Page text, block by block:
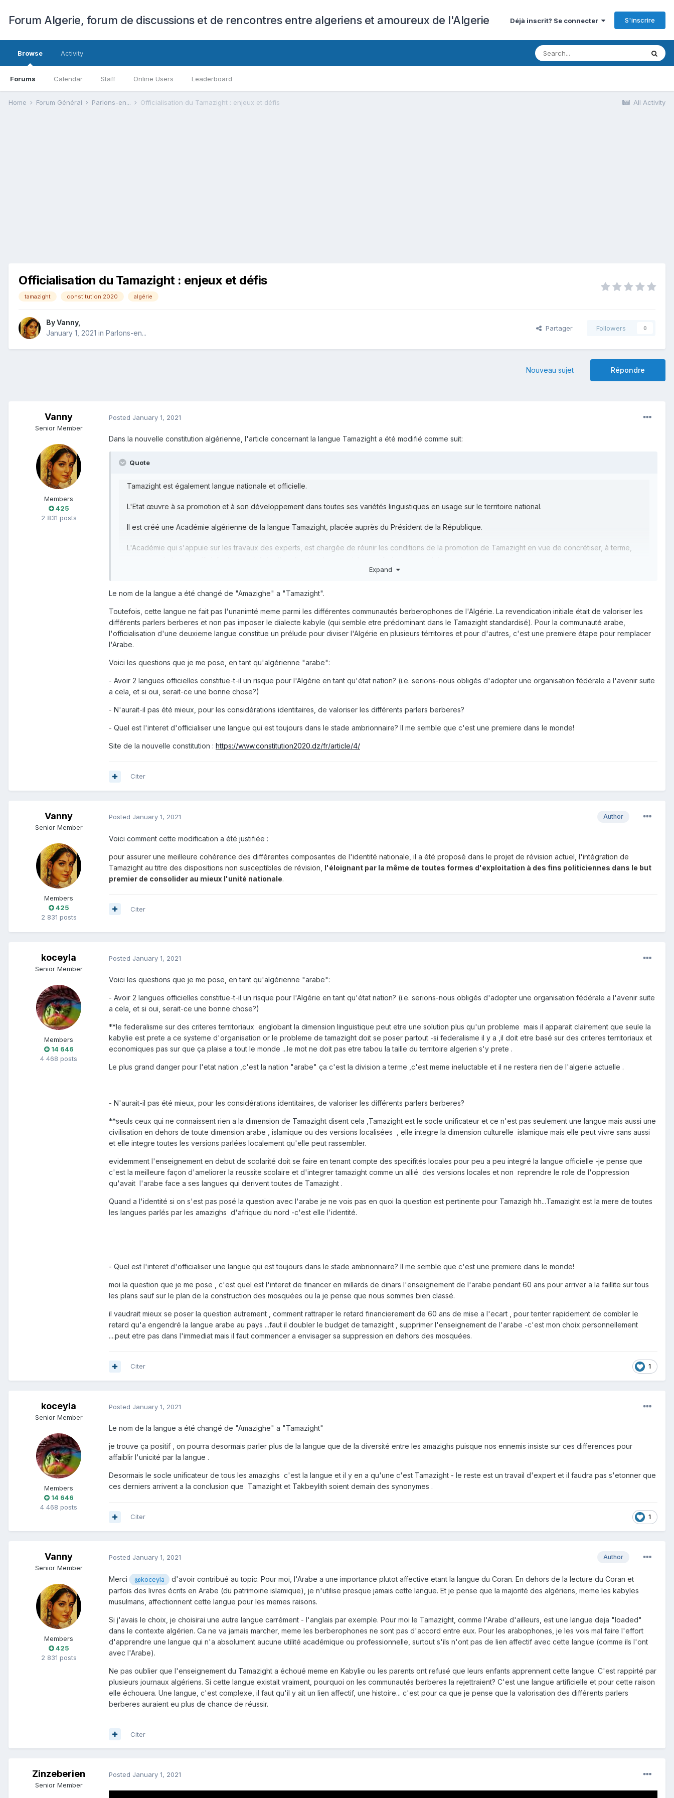
Forum Algerie, forum de discussions et de rencontres entre algeriens et amoureux de l'Algerie Déjà inscrit? Se connecter S'inscrire
Browse
Forums Calendar Staff Online Users Leaderboard
Activity
All Activity
Home Forum Général Parlons-en... Officialisation du Tamazight : enjeux et défis
Officialisation du Tamazight : enjeux et défis
tamazight constitution 2020 algérie
ByVanny,
January 1, 2021 in Parlons-en...
Partager Followers 0
Répondre
Nouveau sujet
Vanny
Senior Member
Members
425
2 831 posts
Posted January 1, 2021
Dans la nouvelle constitution algérienne, l'article concernant la langue Tamazight a été modifié comme suit:
Quote
Tamazight est également langue nationale et officielle.
L'Etat œuvre à sa promotion et à son développement dans toutes ses variétés linguistiques en usage sur le territoire national.
Il est créé une Académie algérienne de la langue Tamazight, placée auprès du Président de la République.
L'Académie qui s'appuie sur les travaux des experts, est chargée de réunir les conditions de la promotion de Tamazight en vue de concrétiser, à terme,
Expand
Le nom de la langue a été changé de "Amazighe" a "Tamazight".
Toutefois, cette langue ne fait pas l'unanimté meme parmi les différentes communautés berberophones de l'Algérie. La revendication initiale était de valoriser les
différents parlers berberes et non pas imposer le dialecte kabyle (qui semble etre prédominant dans le Tamazight standardisé). Pour la communauté arabe,
l'officialisation d'une deuxieme langue constitue un prélude pour diviser l'Algérie en plusieurs térritoires et pour d'autres, c'est une premiere étape pour remplacer
l'Arabe.
Voici les questions que je me pose, en tant qu'algérienne "arabe":
- Avoir 2 langues officielles constitue-t-il un risque pour l'Algérie en tant qu'état nation? (i.e. serions-nous obligés d'adopter une organisation fédérale a l'avenir suite
a cela, et si oui, serait-ce une bonne chose?)
- N'aurait-il pas été mieux, pour les considérations identitaires, de valoriser les différents parlers berberes?
- Quel est l'interet d'officialiser une langue qui est toujours dans le stade ambrionnaire? Il me semble que c'est une premiere dans le monde!
Site de la nouvelle constitution : https://www.constitution2020.dz/fr/article/4/
Citer
Vanny
Senior Member
Members
425
2 831 posts
Author
Posted January 1, 2021
Voici comment cette modification a été justifiée :
pour assurer une meilleure cohérence des différentes composantes de l'identité nationale, il a été proposé dans le projet de révision actuel, l'intégration de
Tamazight au titre des dispositions non susceptibles de révision, l'éloignant par la même de toutes formes d'exploitation à des fins politiciennes dans le but
premier de consolider au mieux l'unité nationale.
Citer
koceyla
Senior Member
Members
14 646
4 468 posts
Posted January 1, 2021
Voici les questions que je me pose, en tant qu'algérienne "arabe":
- Avoir 2 langues officielles constitue-t-il un risque pour l'Algérie en tant qu'état nation? (i.e. serions-nous obligés d'adopter une organisation fédérale a l'avenir suite
a cela, et si oui, serait-ce une bonne chose?)
**le federalisme sur des criteres territoriaux englobant la dimension linguistique peut etre une solution plus qu'un probleme mais il apparait clairement que seule la
kabylie est prete a ce systeme d'organisation or le probleme de tamazight doit se poser partout -si federalisme il y a ,il doit etre basé sur des criteres territoriaux et
economiques pas sur que ça plaise a tout le monde ...le mot ne doit pas etre tabou la taille du territoire algerien s'y prete .
Le plus grand danger pour l'etat nation ,c'est la nation "arabe" ça c'est la division a terme ,c'est meme ineluctable et il ne restera rien de l'algerie actuelle .
- N'aurait-il pas été mieux, pour les considérations identitaires, de valoriser les différents parlers berberes?
**seuls ceux qui ne connaissent rien a la dimension de Tamazight disent cela ,Tamazight est le socle unificateur et ce n'est pas seulement une langue mais aussi une
civilisation en dehors de toute dimension arabe , islamique ou des versions localisées , elle integre la dimension culturelle islamique mais elle peut vivre sans aussi
et elle integre toutes les versions parlées localement qu'elle peut rassembler.
evidemment l'enseignement en debut de scolarité doit se faire en tenant compte des specifités locales pour peu a peu integré la langue officielle -je pense que
c'est la meilleure façon d'ameliorer la reussite scolaire et d'integrer tamazight comme un allié des versions locales et non reprendre le role de l'oppression
qu'avait l'arabe face a ses langues qui derivent toutes de Tamazight .
Quand a l'identité si on s'est pas posé la question avec l'arabe je ne vois pas en quoi la question est pertinente pour Tamazigh hh...Tamazight est la mere de toutes
les langues parlés par les amazighs d'afrique du nord -c'est elle l'identité.
- Quel est l'interet d'officialiser une langue qui est toujours dans le stade ambrionnaire? Il me semble que c'est une premiere dans le monde!
moi la question que je me pose , c'est quel est l'interet de financer en millards de dinars l'enseignement de l'arabe pendant 60 ans pour arriver a la faillite sur tous
les plans sauf sur le plan de la construction des mosquées ou la je pense que nous sommes bien classé.
il vaudrait mieux se poser la question autrement , comment rattraper le retard financierement de 60 ans de mise a l'ecart , pour tenter rapidement de combler le
retard qu'a engendré la langue arabe au pays ...faut il doubler le budget de tamazight , supprimer l'enseignement de l'arabe -c'est mon choix personnellement
....peut etre pas dans l'immediat mais il faut commencer a envisager sa suppression en dehors des mosquées.
1
Citer
koceyla
Senior Member
Members
14 646
4 468 posts
Posted January 1, 2021
Le nom de la langue a été changé de "Amazighe" a "Tamazight"
je trouve ça positif , on pourra desormais parler plus de la langue que de la diversité entre les amazighs puisque nos ennemis insiste sur ces differences pour
affaiblir l'unicité par la langue .
Desormais le socle unificateur de tous les amazighs c'est la langue et il y en a qu'une c'est Tamazight - le reste est un travail d'expert et il faudra pas s'etonner que
ces derniers arrivent a la conclusion que Tamazight et Takbeylith soient demain des synonymes .
1
Citer
Vanny
Senior Member
Members
425
2 831 posts
Author
Posted January 1, 2021
Merci @koceyla
d'avoir contribué au topic. Pour moi, l'Arabe a une importance plutot affective etant la langue du Coran. En dehors de la lecture du Coran et
parfois des livres écrits en Arabe (du patrimoine islamique), je n'utilise presque jamais cette langue. Et je pense que la majorité des algériens, meme les kabyles
musulmans, affectionnent cette langue pour les memes raisons.
Si j'avais le choix, je choisirai une autre langue carrément - l'anglais par exemple. Pour moi le Tamazight, comme l'Arabe d'ailleurs, est une langue deja "loaded"
dans le contexte algérien. Ca ne va jamais marcher, meme les berberophones ne sont pas d'accord entre eux. Pour les arabophones, je les vois mal faire l'effort
d'apprendre une langue qui n'a absolument aucune utilité académique ou professionnelle, surtout s'ils n'ont pas de lien affectif avec cette langue (comme ils l'ont
avec l'Arabe).
Ne pas oublier que l'enseignement du Tamazight a échoué meme en Kabylie ou les parents ont refusé que leurs enfants apprennent cette langue. C'est rappirté par
plusieurs journaux algériens. Si cette langue existait vraiment, pourquoi on les communautés berberes la rejettraient? C'est une langue artificielle et pour cette raison
elle échouera. Une langue, c'est complexe, il faut qu'il y ait un lien affectif, une histoire... c'est pour ca que je pense que la valorisation des différents parlers
berberes auraient eu plus de chance de réussir.
Citer
Zinzeberien
Senior Member
Posted January 1, 2021